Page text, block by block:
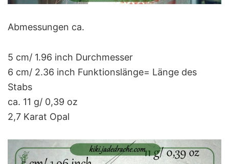
Abmessungen ca.
5 cm/ 1.96 inch Durchmesser
6 cm/ 2.36 inch Funktionslänge= Länge des
Stabs
ca. 11 g/ 0,39 oz
2,7 Karat Opal